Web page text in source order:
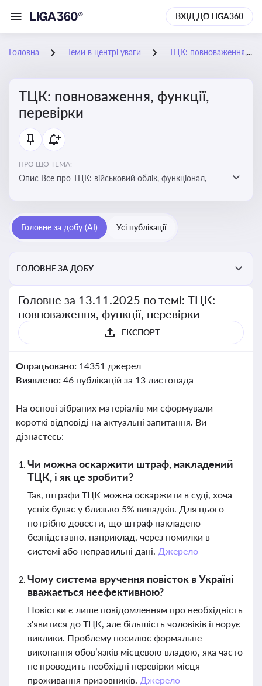
ВХІД ДО LIGA360
Головна Теми в центрі уваги ТЦК: повноваження, функції, перевірки
ТЦК: повноваження, функції,
перевірки
ПРО ЩО ТЕМА:
Опис Все про ТЦК: військовий облік, функціонал,
Головне за добу (AI) Усі публікації
ГОЛОВНЕ ЗА ДОБУ
Головне за 13.11.2025 по темі: ТЦК:
повноваження, функції, перевірки
ЕКСПОРТ
Опрацьовано: 14351 джерел
Виявлено: 46 публікацій за 13 листопада
На основі зібраних матеріалів ми сформували
короткі відповіді на актуальні запитання. Ви
дізнаєтесь:
Чи можна оскаржити штраф, накладений
ТЦК, і як це зробити?
Так, штрафи ТЦК можна оскаржити в суді, хоча
успіх буває у близько 5% випадків. Для цього
потрібно довести, що штраф накладено
безпідставно, наприклад, через помилки в
системі або неправильні дані. Джерело
Чому система вручення повісток в Україні
вважається неефективною?
Повістки є лише повідомленням про необхідність
з'явитися до ТЦК, але більшість чоловіків ігнорує
виклики. Проблему посилює формальне
виконання обов’язків місцевою владою, яка часто
не проводить необхідні перевірки місця
проживання призовників. Джерело